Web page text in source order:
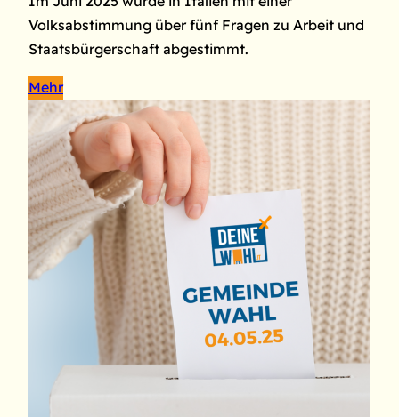
Volksabstimmung über fünf Fragen zu Arbeit und
Staatsbürgerschaft abgestimmt.
Mehr